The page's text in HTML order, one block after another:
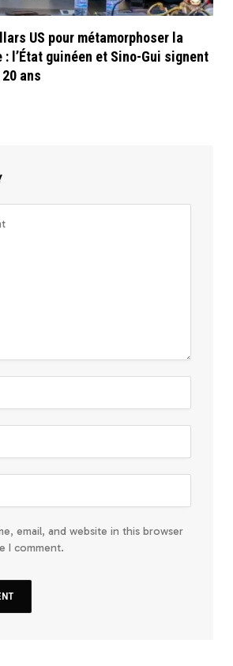
US pour métamorphoser la
: l’État guinéen et Sino-Gui signent
ans
email, and website in this browser
I comment.